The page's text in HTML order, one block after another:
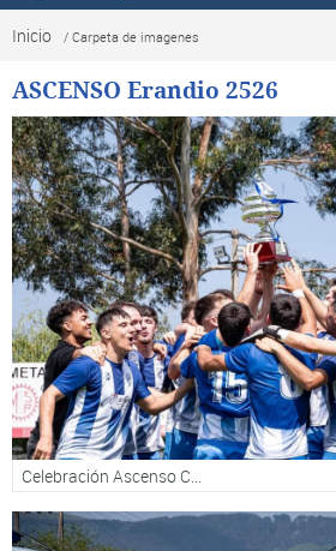
Inicio / Carpeta de imagenes
ASCENSO Erandio 2526
Celebración Ascenso C...